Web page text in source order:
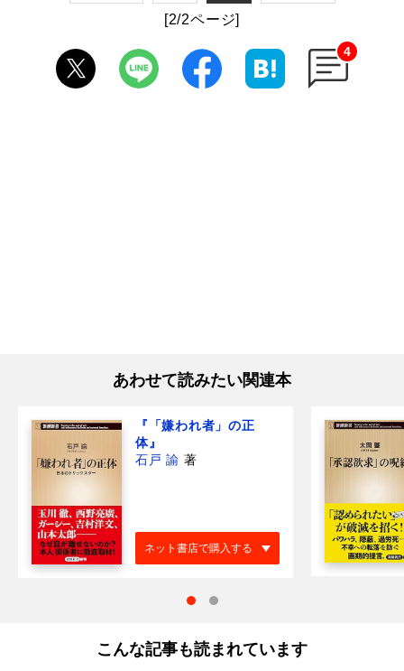
[2/2ページ]
4
あわせて読みたい関連本
『「嫌われ者」の正
体』
石戸 諭 著
ネット書店で購入する
こんな記事も読まれています